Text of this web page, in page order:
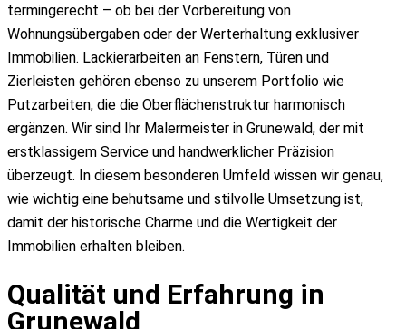
Fußbodenarbeiten
Gewerbe & Spezial
Büro streichen
Gewerbekunden Sanierung
Gastronomie Renovierung
Kita & Schule Renovierung
Hausverwaltung Renovierung
Industrie & Hallen
Kanzlei Renovierung
Büromalerei
Lackierarbeiten
Referenzen
Farbkatalog
termingerecht – ob bei der Vorbereitung von
Wohnungsübergaben oder der Werterhaltung exklusiver
Immobilien. Lackierarbeiten an Fenstern, Türen und
Zierleisten gehören ebenso zu unserem Portfolio wie
Putzarbeiten, die die Oberflächenstruktur harmonisch
ergänzen. Wir sind Ihr Malermeister in Grunewald, der mit
erstklassigem Service und handwerklicher Präzision
überzeugt. In diesem besonderen Umfeld wissen wir genau,
wie wichtig eine behutsame und stilvolle Umsetzung ist,
damit der historische Charme und die Wertigkeit der
Immobilien erhalten bleiben.
Qualität und Erfahrung in
Grunewald